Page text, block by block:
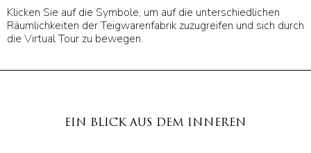
Klicken Sie auf die Symbole, um auf die unterschiedlichen
Räumlichkeiten der Teigwarenfabrik zuzugreifen und sich durch
die Virtual Tour zu bewegen.
EIN BLICK AUS DEM INNEREN